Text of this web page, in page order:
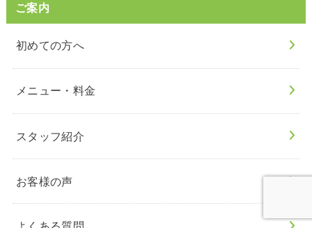
ご案内
初めての方へ
メニュー・料金
スタッフ紹介
お客様の声